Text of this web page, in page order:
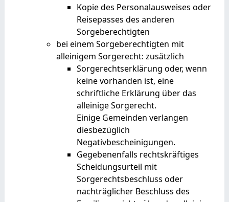
Kopie des Personalausweises oder
Reisepasses des anderen
Sorgeberechtigten
bei einem Sorgeberechtigten mit
alleinigem Sorgerecht: zusätzlich
Sorgerechtserklärung oder, wenn
keine vorhanden ist, eine
schriftliche Erklärung über das
alleinige Sorgerecht.
Einige Gemeinden verlangen
diesbezüglich
Negativbescheinigungen.
Gegebenenfalls rechtskräftiges
Scheidungsurteil mit
Sorgerechtsbeschluss oder
nachträglicher Beschluss des